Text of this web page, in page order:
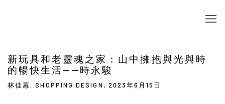
新玩具和老靈魂之家：山中擁抱與光與時
的暢快生活——時永駿
林佳蕙, SHOPPING DESIGN, 2023年6月15日